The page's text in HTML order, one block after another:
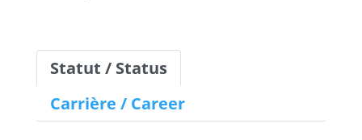
Statut / Status
Carrière / Career